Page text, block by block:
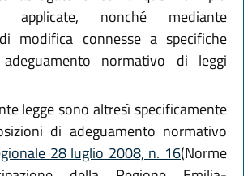
nonché mediante
modifica connesse a specifiche
normativo di leggi
legge sono altresì specificamente
di adeguamento normativo
28 luglio 2008, n. 16(Norme